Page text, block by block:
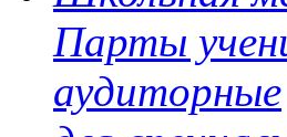
Парты
аудиторные